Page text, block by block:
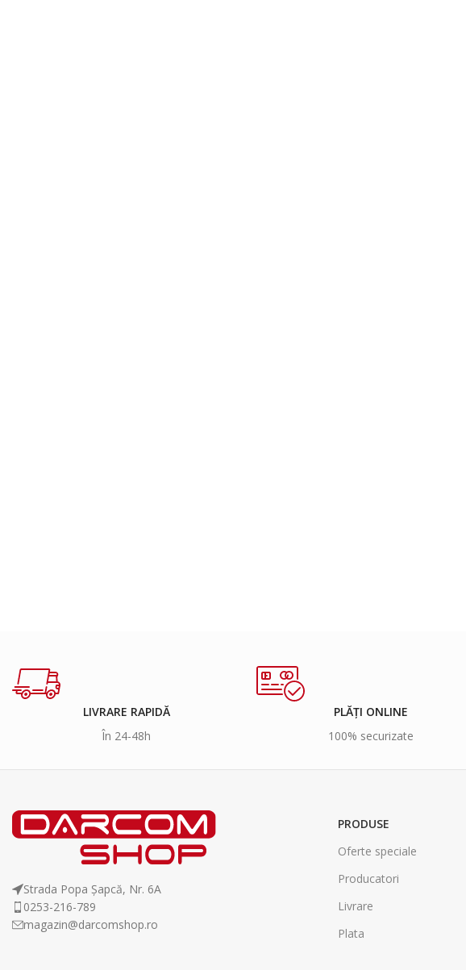
LIVRARE RAPIDĂ
În 24-48h
PLĂȚI ONLINE
100% securizate
Strada Popa Șapcă, Nr. 6A
0253-216-789
magazin@darcomshop.ro
PRODUSE
Oferte speciale
Producatori
Livrare
Plata